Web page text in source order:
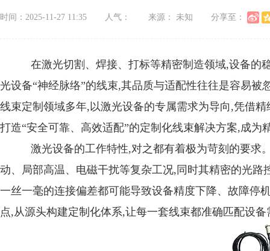
时间：2025-11-27 11:35 人气： 来源： 未知 分享至：
在激光切割、焊接、打标等精密制造领域,设备的
光设备“神经脉络”的线束,其品质与适配性往往是容易
线束定制领域多年,以激光设备的专属需求为导向,凭借
打造“安全可靠、高效适配”的定制化线束解决方案,成为
激光设备的工作特性,对之都有着极为苛刻的要求
动、局部高温、电磁干扰等复杂工况,同时其精密的光
一丝一毫的连接偏差都可能导致设备精度下降、故障停
点,从源头构建定制化体系,让每一套线束都准确匹配设